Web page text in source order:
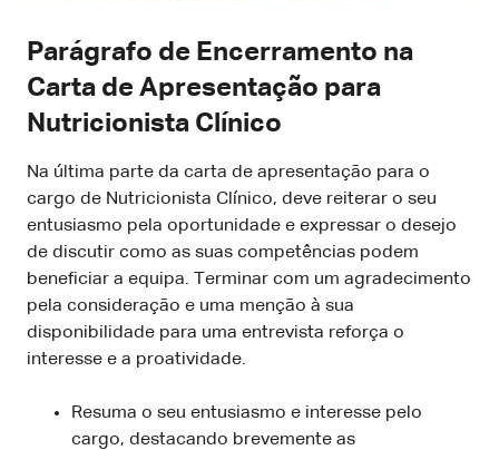
Parágrafo de Encerramento na
Carta de Apresentação para
Nutricionista Clínico
Na última parte da carta de apresentação para o
cargo de Nutricionista Clínico, deve reiterar o seu
entusiasmo pela oportunidade e expressar o desejo
de discutir como as suas competências podem
beneficiar a equipa. Terminar com um agradecimento
pela consideração e uma menção à sua
disponibilidade para uma entrevista reforça o
interesse e a proatividade.
Resuma o seu entusiasmo e interesse pelo
cargo, destacando brevemente as